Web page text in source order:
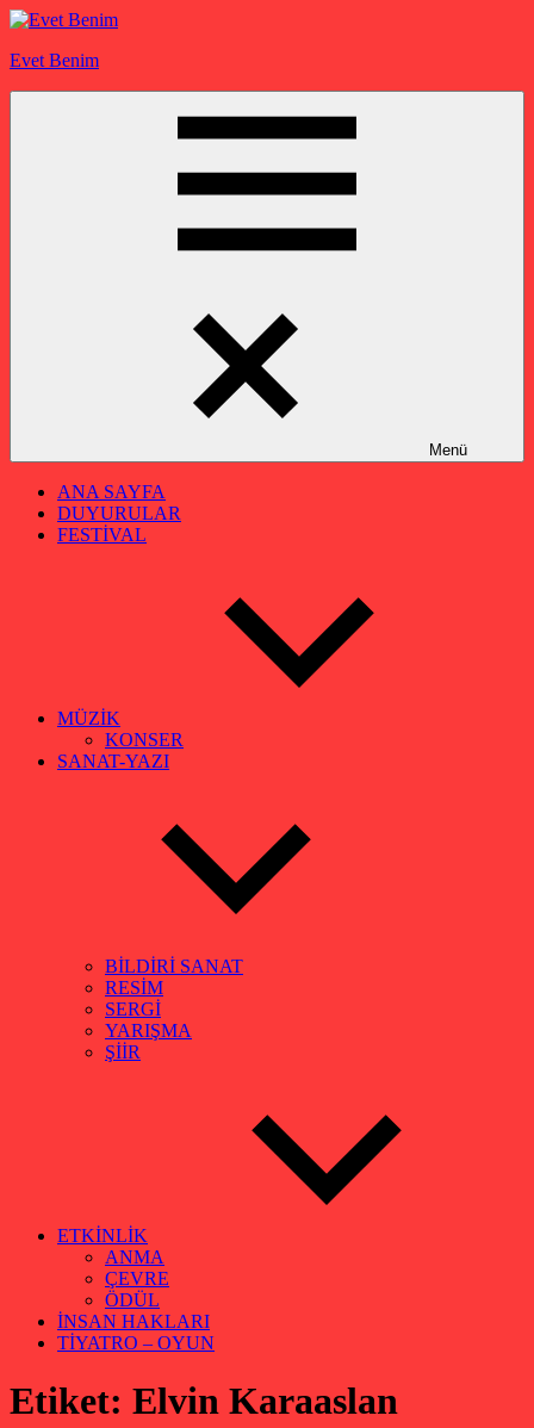
İçeriğe
Evet Benim
Menü
ANA SAYFA
DUYURULAR
FESTİVAL
MÜZİK
KONSER
SANAT-YAZI
BİLDİRİ SANAT
RESİM
SERGİ
YARIŞMA
ŞİİR
ETKİNLİK
ANMA
ÇEVRE
ÖDÜL
İNSAN HAKLARI
TİYATRO – OYUN
Etiket: Elvin Karaaslan